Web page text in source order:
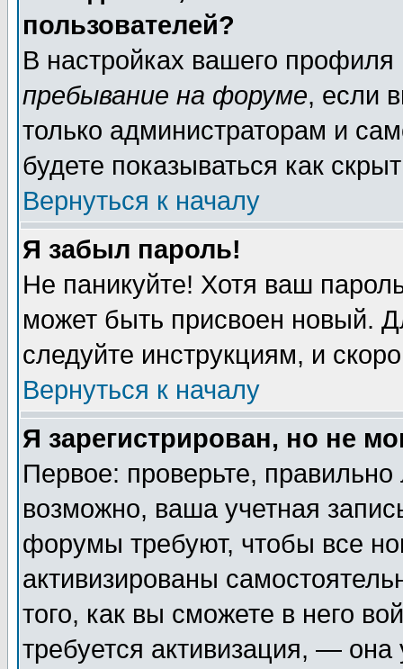
пользователей?
В настройках вашего
пребывание на форуме, если
только администраторам и
будете показываться как
Вернуться к началу
Я забыл пароль!
Не паникуйте! Хотя ваш
может быть присвоен новый.
следуйте инструкциям, и
Вернуться к началу
Я зарегистрирован, но не
Первое: проверьте,
возможно, ваша учетная
форумы требуют, чтобы все
активизированы
того, как вы сможете в него
требуется активизация, —